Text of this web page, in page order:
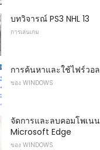
บทวิจารณ์ PS3 NHL 13
การเล่นเกม
การค้นหาและใช้ไฟร์วอ
ของ WINDOWS
จัดการและลบคอมโพเน
Microsoft Edge
ของ WINDOWS